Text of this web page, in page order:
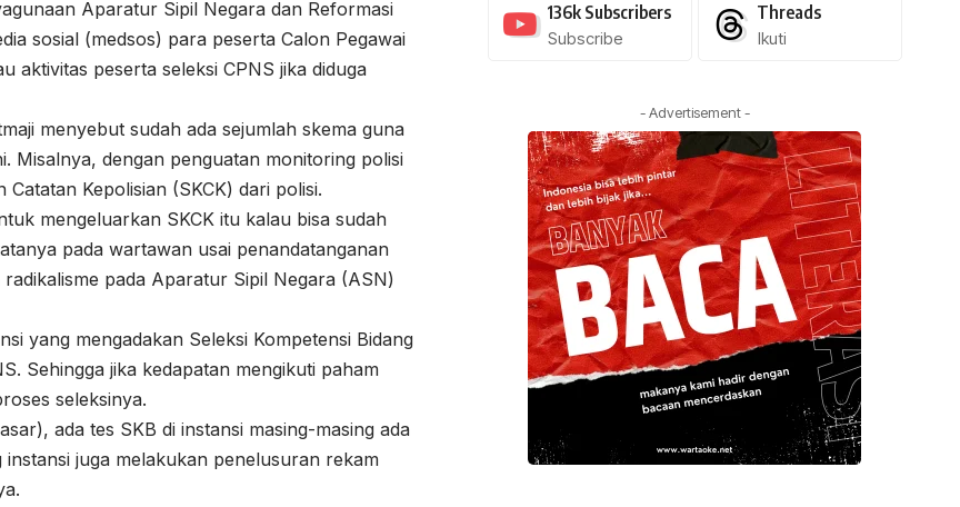
Aparatur Sipil Negara dan Reformasi
sosial (medsos) para peserta Calon Pegawai
aktivitas peserta seleksi CPNS jika diduga
menyebut sudah ada sejumlah skema guna
Misalnya, dengan penguatan monitoring polisi
Kepolisian (SKCK) dari polisi.
mengeluarkan SKCK itu kalau bisa sudah
pada wartawan usai penandatanganan
pada Aparatur Sipil Negara (ASN)
yang mengadakan Seleksi Kompetensi Bidang
Sehingga jika kedapatan mengikuti paham
seleksinya.
ada tes SKB di instansi masing-masing ada
juga melakukan penelusuran rekam
136k Subscribers
Subscribe
Threads
Ikuti
- Advertisement -